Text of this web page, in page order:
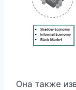
Она также